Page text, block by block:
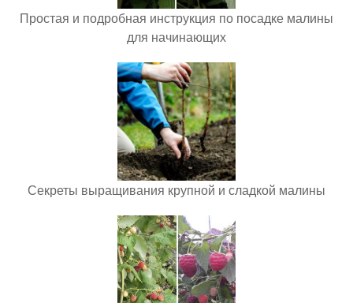
Простая и подробная инструкция по посадке малины
для начинающих
Секреты выращивания крупной и сладкой малины